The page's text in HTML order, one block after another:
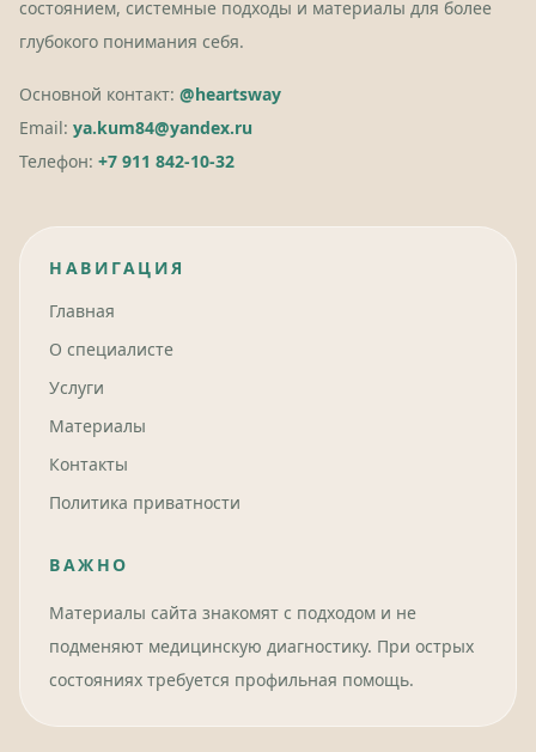
состоянием, системные подходы и материалы для более
глубокого понимания себя.
Основной контакт: @heartsway
Email: ya.kum84@yandex.ru
Телефон: +7 911 842-10-32
НАВИГАЦИЯ
Главная
О специалисте
Услуги
Материалы
Контакты
Политика приватности
ВАЖНО
Материалы сайта знакомят с подходом и не
подменяют медицинскую диагностику. При острых
состояниях требуется профильная помощь.